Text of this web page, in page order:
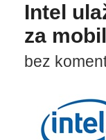
Intel
za
bez